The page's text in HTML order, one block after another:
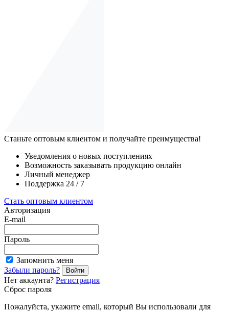
Станьте оптовым клиентом и получайте преимущества!
Уведомления о новых поступлениях
Возможность заказывать продукцию онлайн
Личный менеджер
Поддержка 24 / 7
Стать оптовым клиентом
Авторизация
E-mail
Пароль
Запомнить меня
Забыли пароль?
Войти
Нет аккаунта? Регистрация
Сброс пароля
Пожалуйста, укажите email, который Вы использовали для